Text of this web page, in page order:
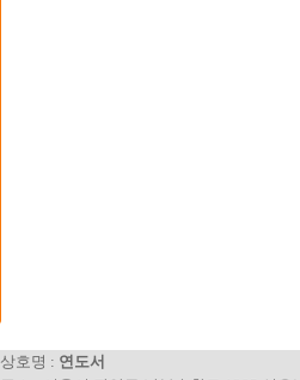
상호명 : 연도서